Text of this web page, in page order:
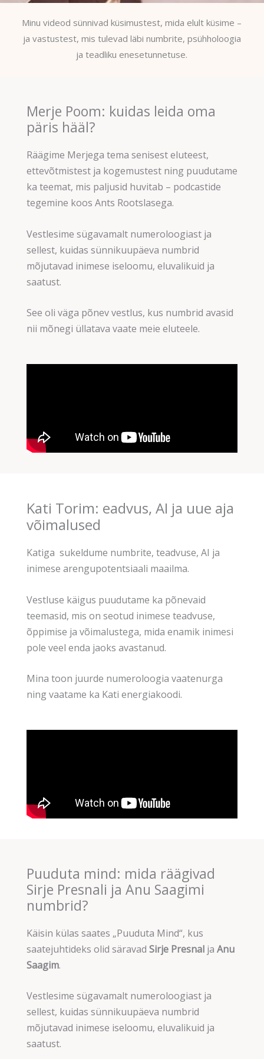
Minu videod sünnivad küsimustest, mida elult küsime –
ja vastustest, mis tulevad läbi numbrite, psühholoogia
ja teadliku enesetunnetuse.
Merje Poom: kuidas leida oma
päris hääl?
Räägime Merjega tema senisest eluteest,
ettevõtmistest ja kogemustest ning puudutame
ka teemat, mis paljusid huvitab – podcastide
tegemine koos Ants Rootslasega.
Vestlesime sügavamalt numeroloogiast ja
sellest, kuidas sünnikuupäeva numbrid
mõjutavad inimese iseloomu, eluvalikuid ja
saatust.
See oli väga põnev vestlus, kus numbrid avasid
nii mõnegi üllatava vaate meie eluteele.
Kati Torim: eadvus, AI ja uue aja
võimalused
Katiga sukeldume numbrite, teadvuse, AI ja
inimese arengupotentsiaali maailma.
Vestluse käigus puudutame ka põnevaid
teemasid, mis on seotud inimese teadvuse,
õppimise ja võimalustega, mida enamik inimesi
pole veel enda jaoks avastanud.
Mina toon juurde numeroloogia vaatenurga
ning vaatame ka Kati energiakoodi.
Puuduta mind: mida räägivad
Sirje Presnali ja Anu Saagimi
numbrid?
Käisin külas saates „Puuduta Mind“, kus
saatejuhtideks olid säravad Sirje Presnal ja Anu
Saagim.
Vestlesime sügavamalt numeroloogiast ja
sellest, kuidas sünnikuupäeva numbrid
mõjutavad inimese iseloomu, eluvalikuid ja
saatust.